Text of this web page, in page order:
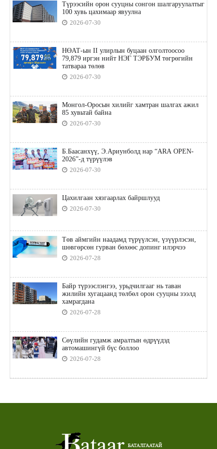
Түрээсийн орон сууцны сонгон шалгаруулалтыг
100 хувь цахимаар явуулна
2026-07-30
НӨАТ-ын II улирлын буцаан олголтоосоо
79,879 иргэн нийт НЭГ ТЭРБУМ төгрөгийн
татвараа төлөв
2026-07-30
Монгол-Оросын хилийг хамтран шалгах ажил
85 хувьтай байна
2026-07-30
Б.Баасанхүү, Э.Ариунболд нар “ARA OPEN-
2026”-д түрүүлэв
2026-07-30
Цахилгаан хязгаарлах байршлууд
2026-07-30
Төв аймгийн наадамд түрүүлсэн, үзүүрлэсэн,
шөвгөрсөн гурван бөхөөс допинг илэрчээ
2026-07-28
Байр түрээслэнгээ, урьдчилгааг нь таван
жилийн хугацаанд төлбөл орон сууцны зээлд
хамрагдана
2026-07-28
Сөүлийн гудамж амралтын өдрүүдэд
автомашингүй бүс боллоо
2026-07-28